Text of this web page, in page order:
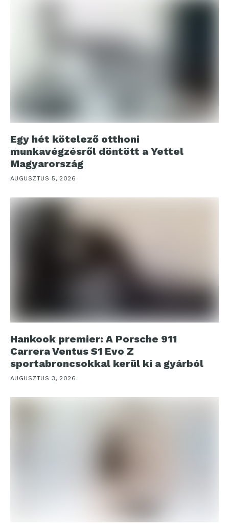
Egy hét kötelező otthoni
munkavégzésről döntött a Yettel
Magyarország
AUGUSZTUS 5, 2026
Hankook premier: A Porsche 911
Carrera Ventus S1 Evo Z
sportabroncsokkal kerül ki a gyárból
AUGUSZTUS 3, 2026